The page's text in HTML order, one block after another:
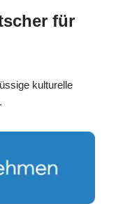
für
kulturelle